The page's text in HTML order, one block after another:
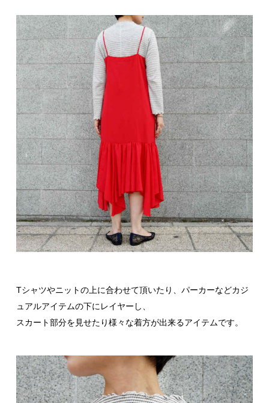
Tシャツやニットの上に合わせて頂いたり、パーカーなどカジ
ュアルアイテムの下にレイヤーし、
スカート部分を見せたり様々な着方が出来るアイテムです。